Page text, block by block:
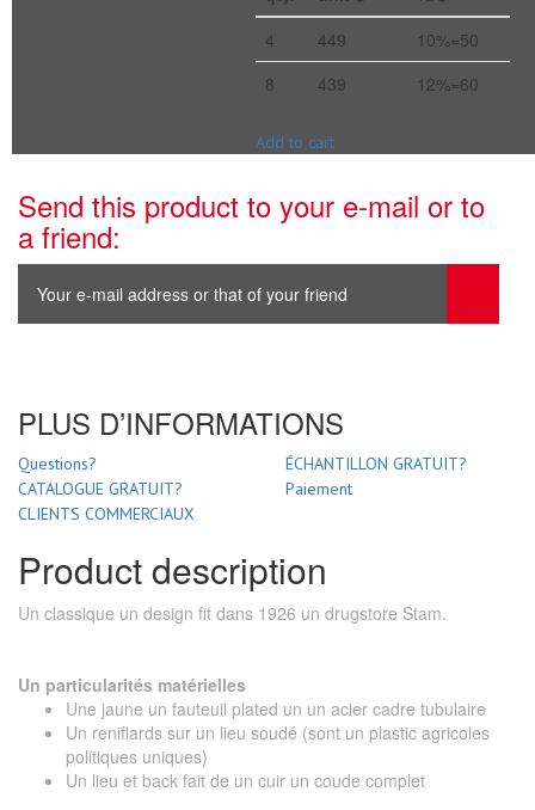
4
449
10%=50
8
439 12%=60
Add to cart
Send this product to your e-mail or to
a friend:
PLUS D’INFORMATIONS
Questions?
ÉCHANTILLON GRATUIT?
CATALOGUE GRATUIT?
Paiement
CLIENTS COMMERCIAUX
Product description
Un classique un design fit dans 1926 un drugstore Stam.
Un particularités matérielles
Une jaune un fauteuil plated un un acier cadre tubulaire
Un reniflards sur un lieu soudé (sont un plastic agricoles
politiques uniques)
Un lieu et back fait de un cuir un coude complet